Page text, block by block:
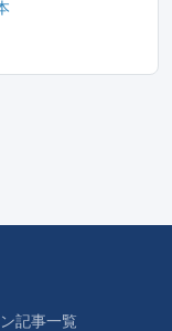
記事一覧